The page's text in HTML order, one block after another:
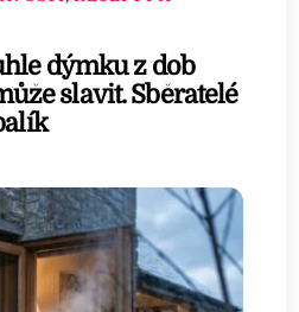
dýmku z dob
slavit. Sběratelé